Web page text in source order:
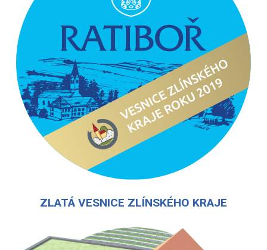
ZLATÁ VESNICE ZLÍNSKÉHO KRAJE